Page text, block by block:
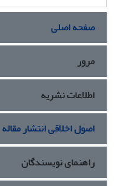
صفحه اصلی
مرور
اطلاعات نشریه
اصول اخلاقی انتشار مقاله
راهنمای نویسندگان